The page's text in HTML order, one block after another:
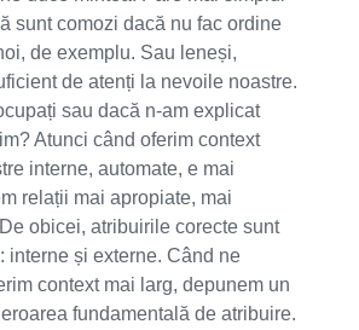
sunt comozi dacă nu fac ordine
de exemplu. Sau leneși,
de atenți la nevoile noastre.
sau dacă n-am explicat
Atunci când oferim context
interne, automate, e mai
relații mai apropiate, mai
obicei, atribuirile corecte sunt
interne și externe. Când ne
context mai larg, depunem un
fundamentală de atribuire.